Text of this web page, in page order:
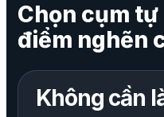
Chọn cụm
điểm nghẽn
Không cần